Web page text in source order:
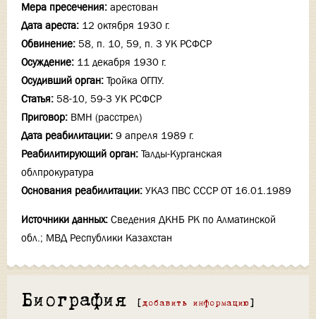
Мера пресечения: арестован
Дата ареста: 12 октября 1930 г.
Обвинение: 58, п. 10, 59, п. 3 УК РСФСР
Осуждение: 11 декабря 1930 г.
Осудивший орган: Тройка ОГПУ.
Статья: 58-10, 59-3 УК РСФСР
Приговор: ВМН (расстрел)
Дата реабилитации: 9 апреля 1989 г.
Реабилитирующий орган: Талды-Курганская
облпрокуратура
Основания реабилитации: УКАЗ ПВС СССР ОТ 16.01.1989
Источники данных: Сведения ДКНБ РК по Алматинской
обл.; МВД Республики Казахстан
Биография [ добавить информацию ]